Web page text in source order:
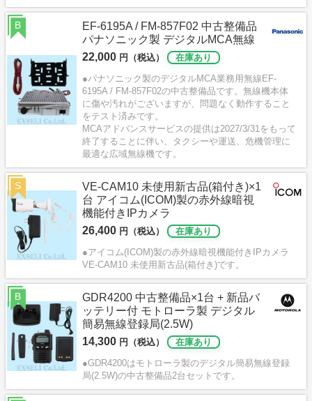
EF-6195A / FM-857F02 中古整備品
パナソニック製 デジタルMCA無線
22,000 円（税込）
在庫あり
●パナソニック製のデジタルMCA業務用無線EF-
6195A / FM-857F02の中古整備品です。無線機本体
に傷や汚れがございますが、問題なく動作すること
をテスト済みです。
MCAアドバンスサービスの提供は2027/3/31をもって
終了することに伴い、タクシーや運送、危機管理に
最適な広域無線機です。
B
VE-CAM10 未使用新古品(箱付き)×1
台 アイコム(ICOM)製の赤外線暗視
機能付きIPカメラ
26,400 円（税込）
在庫あり
●アイコム(ICOM)製の赤外線暗視機能付きIPカメラ
VE-CAM10 未使用新古品(箱付き)です。
S
GDR4200 中古整備品×1台 + 新品バ
ッテリー付 モトローラ製 デジタル
簡易無線登録局(2.5W)
14,300 円（税込）
在庫あり
●GDR4200はモトローラ製のデジタル簡易無線登録
局(2.5W)の中古整備品2台セットです。
B